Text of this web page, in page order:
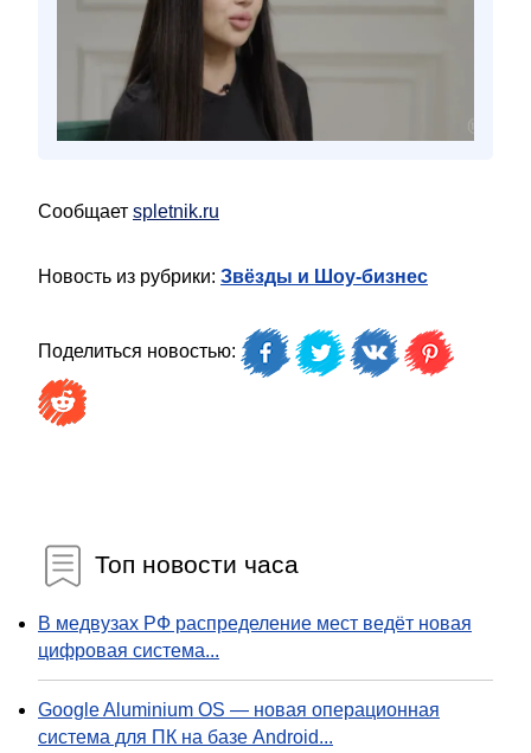
Сообщает spletnik.ru
Новость из рубрики: Звёзды и Шоу-бизнес
Поделиться новостью:
Топ новости часа
В медвузах РФ распределение мест ведёт новая
цифровая система...
Google Aluminium OS — новая операционная
система для ПК на базе Android...